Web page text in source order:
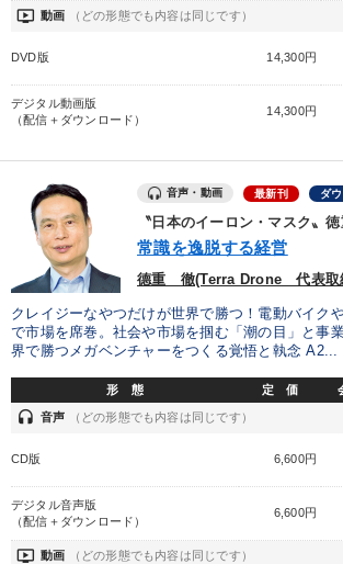
全国経営者セミナー収録物以外の経営教材（全762
しいただけます
「利上げ時代の最新・銀行対策」＋「不動産市
予測と株式投資」最新刊
2025年春季全国経営者セミナー収録講演ＣＤ・
タル版（音声／動画ストリーミング・ダウンロ
「儲けの本質」を突く 【3月】音声・映像
最新技術・トレンド 社員が自律的に動き出
【12月】音声・映像 147回春季大会
《強い財務を実践する経営者》講話４選
目的別
ondemand_video 動画 （どの形態でも内容は同じです）
DVD版 14,300円
デジタル動画版
（配信＋ダウンロード）
14,300円
音声・動画 最新刊 ダ
〝日本のイーロン・マスク〟
常識を逸脱する経営
德重 徹(Terra Drone 代表取
クレイジーなやつだけが世界で勝つ！電動バイク
で市場を席巻。社会や市場を掴む「潮の目」と事
界で勝つメガベンチャーをつくる覚悟と執念 A2...
形 態 定 価
headset 音声 （どの形態でも内容は同じです）
CD版 6,600円
デジタル音声版
（配信＋ダウンロード）
6,600円
ondemand_video 動画 （どの形態でも内容は同じです）